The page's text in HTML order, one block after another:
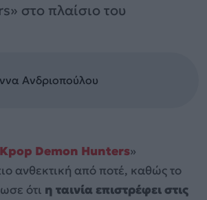
στο πλαίσιο του
Ανδριοπούλου
Kpop Demon Hunters»
ανθεκτική από ποτέ, καθώς το
ότι η ταινία επιστρέφει στις